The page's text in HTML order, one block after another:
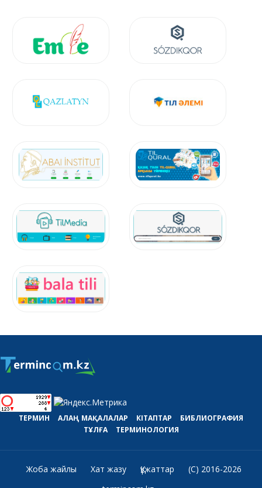
ТЕРМИН АЛАҢ МАҚАЛАЛАР КІТАПТАР
БИБЛИОГРАФИЯ
ТҰЛҒА
ТЕРМИНОЛОГИЯ
Жоба жайлы Хат жазу Құжаттар
(C) 2016-2026